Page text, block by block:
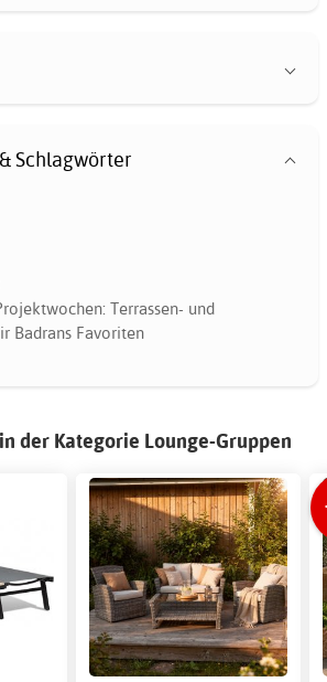
Schlagwörter
Terrassen- und
Badrans Favoriten
der Kategorie Lounge-Gruppen